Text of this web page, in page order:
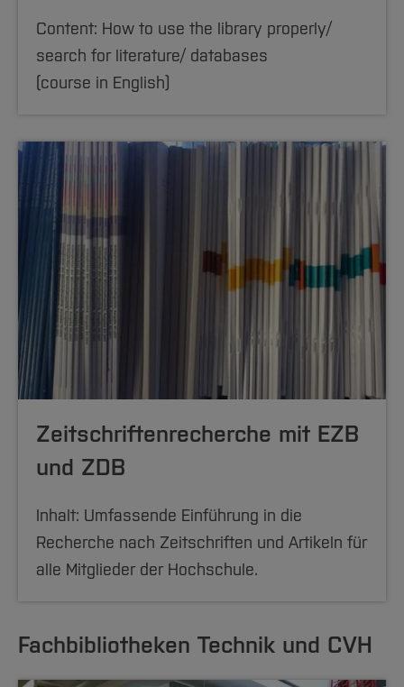
Content: How to use the library properly/
search for literature/ databases
(course in English)
Zeitschriftenrecherche mit EZB
und ZDB
Inhalt: Umfassende Einführung in die
Recherche nach Zeitschriften und Artikeln für
alle Mitglieder der Hochschule.
Fachbibliotheken Technik und CVH